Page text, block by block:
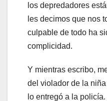
los depredadores
les decimos que nos
culpable de todo ha
complicidad.
Y mientras escribo,
del violador de la
lo entregó a la